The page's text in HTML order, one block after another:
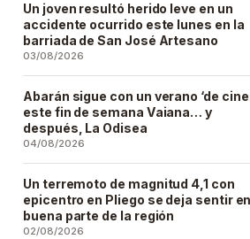
Un joven resultó herido leve en un
accidente ocurrido este lunes en la
barriada de San José Artesano
03/08/2026
Abarán sigue con un verano ‘de
este fin de semana Vaiana… y
después, La Odisea
04/08/2026
Un terremoto de magnitud 4,1 con
epicentro en Pliego se deja sentir en
buena parte de la región
02/08/2026